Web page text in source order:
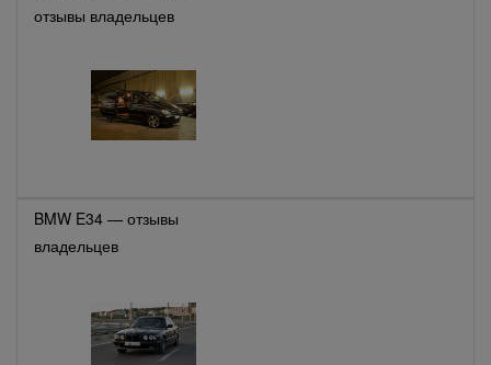
отзывы владельцев
BMW E34 — отзывы
владельцев